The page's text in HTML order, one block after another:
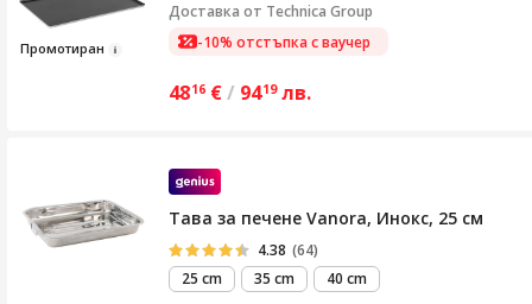
Промотиран
Доставка от Technica Group
-10% отстъпка с ваучер
4816 €/ 9419 лв.
Тава за печене Vanora, Инокс, 25 см
4.38 (64)
25 cm
35 cm
40 cm